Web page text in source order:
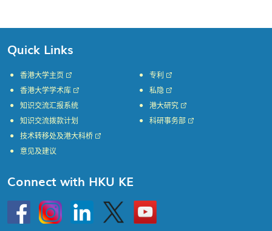
Quick Links
香港大学主页
香港大学学术库
知识交流汇报系统
知识交流拨款计划
专利
私隐
港大研究
科研事务部
技术转移处及港大科桥
意见及建议
Connect with HKU KE
HKU
InstagramLinkedin Twitter
Go
to
HKU